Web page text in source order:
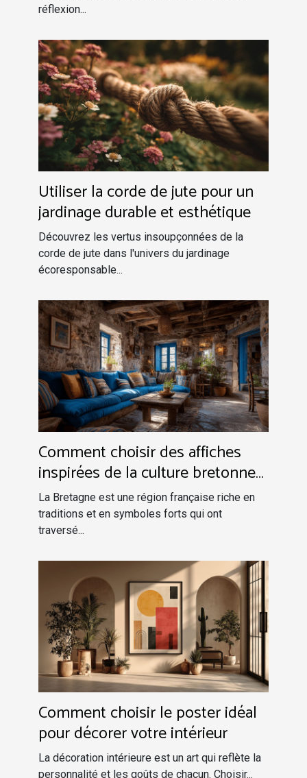
réflexion...
Utiliser la corde de jute pour un
jardinage durable et esthétique
Découvrez les vertus insoupçonnées de la
corde de jute dans l'univers du jardinage
écoresponsable...
Comment choisir des affiches
inspirées de la culture bretonne
pour votre intérieur
La Bretagne est une région française riche en
traditions et en symboles forts qui ont
traversé...
Comment choisir le poster idéal
pour décorer votre intérieur
La décoration intérieure est un art qui reflète la
personnalité et les goûts de chacun. Choisir...